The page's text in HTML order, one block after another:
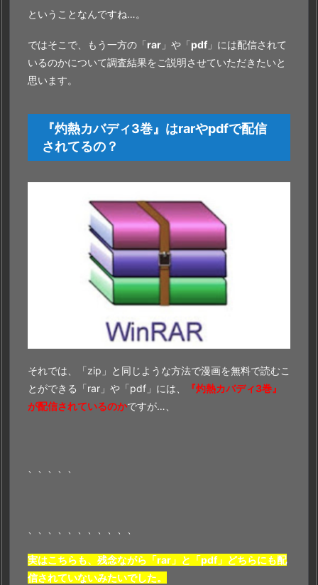
ということなんですね…。
ではそこで、もう一方の「rar 」や「pdf 」には配信されて
いるのかについて調査結果をご説明させていただきたいと
思います。
『灼熱カバディ3巻』はrarやpdfで配信
されてるの？
それでは、「zip」と同じような方法で漫画を無料で読むこ
とができる「rar」や「pdf」には、
『灼熱カバディ3巻』
が配信されているのかですが…、
実はこちらも、残念ながら「rar」と「pdf」どちらにも配
信されていないみたいでした。